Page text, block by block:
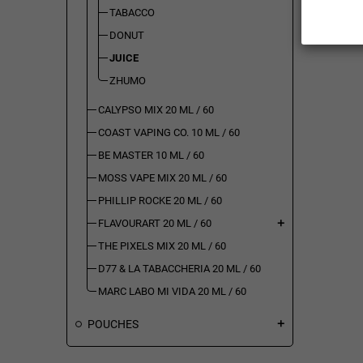
TABACCO
DONUT
JUICE
ZHUMO
CALYPSO MIX 20 ML / 60
COAST VAPING CO. 10 ML / 60
BE MASTER 10 ML / 60
MOSS VAPE MIX 20 ML / 60
PHILLIP ROCKE 20 ML / 60
FLAVOURART 20 ML / 60
add
THE PIXELS MIX 20 ML / 60
D77 & LA TABACCHERIA 20 ML / 60
MARC LABO MI VIDA 20 ML / 60
POUCHES add